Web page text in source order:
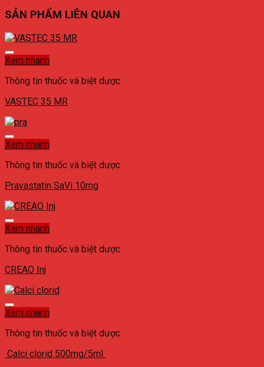
SẢN PHẨM LIÊN QUAN
Xem nhanh
Thông tin thuốc và biệt dược
VASTEC 35 MR
Xem nhanh
Thông tin thuốc và biệt dược
Pravastatin SaVi 10mg
Xem nhanh
Thông tin thuốc và biệt dược
CREAO Inj
Xem nhanh
Thông tin thuốc và biệt dược
Calci clorid 500mg/5ml